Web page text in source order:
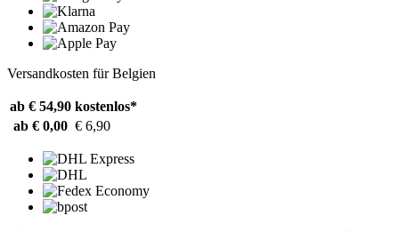
Versandkosten für Belgien
ab € 54,90 kostenlos*
ab € 0,00 € 6,90